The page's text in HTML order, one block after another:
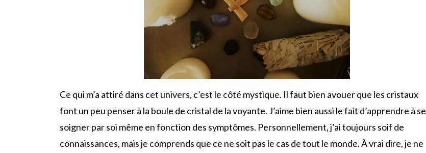
Ce qui m’a attiré dans cet univers, c’est le côté mystique. Il faut bien avouer que les cristaux
font un peu penser à la boule de cristal de la voyante. J’aime bien aussi le fait d’apprendre à se
soigner par soi même en fonction des symptômes. Personnellement, j’ai toujours soif de
connaissances, mais je comprends que ce ne soit pas le cas de tout le monde. À vrai dire, je ne